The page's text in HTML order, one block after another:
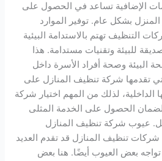
الإضافية تساعد في الحصول على
بشكل عام. توفير الموارد
التنظيف تهتم بالاستدامة البيئية
للبيئة وتقنيات مستدامة. هذا
وصحة أفراد الأسرة داخل
تقدمها شركة تنظيف المنازل على
الداخلية، لذلك من المهم اختيار شركة
الحصول على الخدمة المثلى
عيوب شركة تنظيف المنازل
تنظيف المنازل قد تقدم العديد
تواجه بعض العيوب أيضًا. هنا بعض